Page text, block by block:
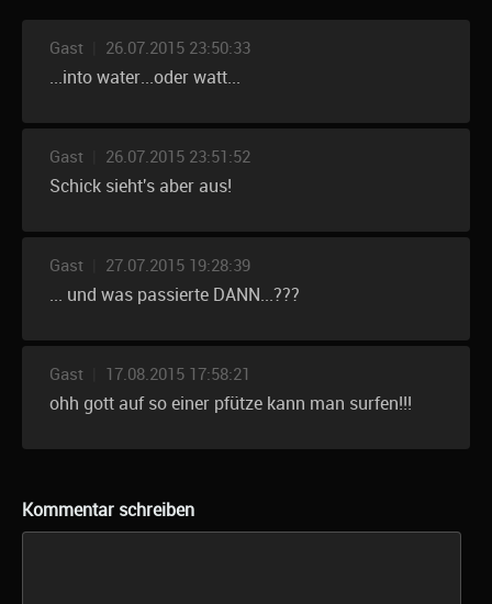
Gast 26.07.2015 23:50:33
...into water...oder watt...
Gast 26.07.2015 23:51:52
Schick sieht's aber aus!
Gast 27.07.2015 19:28:39
... und was passierte DANN...???
Gast 17.08.2015 17:58:21
ohh gott auf so einer pfütze kann man surfen!!!
Kommentar schreiben